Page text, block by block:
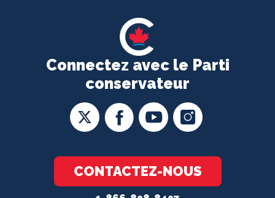
Connectez avec le Parti
conservateur
CONTACTEZ-NOUS